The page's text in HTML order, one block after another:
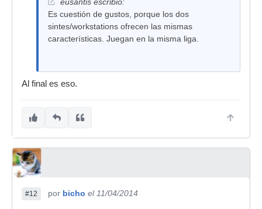
Es cuestión de gustos, porque los dos
sintes/workstations ofrecen las mismas
características. Juegan en la misma liga.
Al final es eso.
#12 por bicho el 11/04/2014